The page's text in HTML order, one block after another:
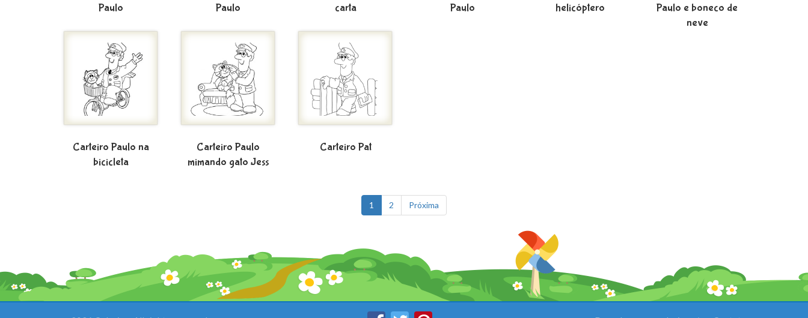
Paulo
Paulo
carta
Paulo
helicóptero
Paulo e boneco de
neve
Carteiro Paulo na
bicicleta
Carteiro Paulo
mimando gato Jess
Carteiro Pat
1 2 Próxima